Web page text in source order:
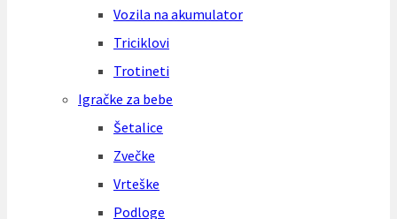
Vozila na akumulator
Triciklovi
Trotineti
Igračke za bebe
Šetalice
Zvečke
Vrteške
Podloge